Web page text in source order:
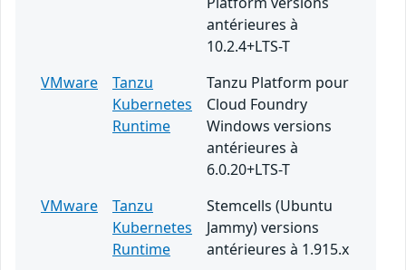
antérieures à
10.2.4+LTS-T
VMware
Tanzu
Kubernetes
Runtime
Tanzu Platform pour
Cloud Foundry
Windows versions
antérieures à
6.0.20+LTS-T
VMware
Tanzu
Kubernetes
Runtime
Stemcells (Ubuntu
Jammy) versions
antérieures à 1.915.x